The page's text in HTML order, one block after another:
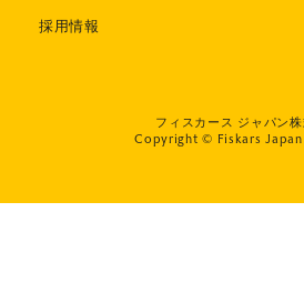
採用情報
フィスカース ジャパン株
Copyright © Fiskars